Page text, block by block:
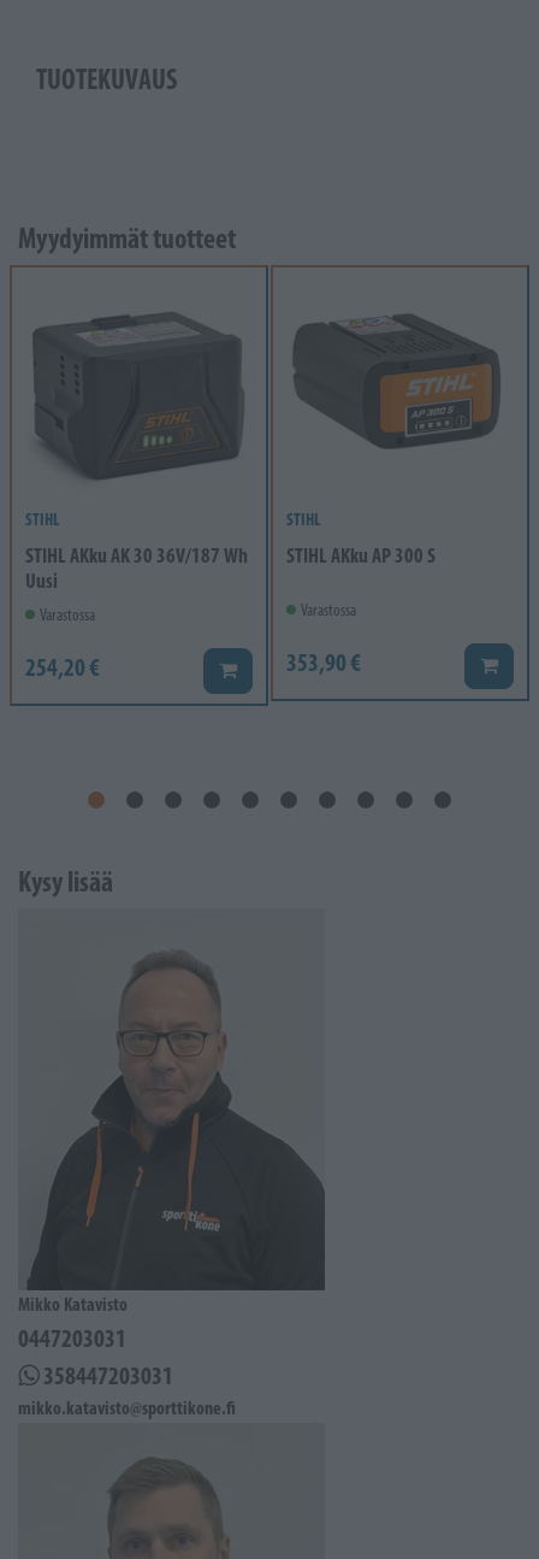
TUOTEKUVAUS
Myydyimmät tuotteet
STIHL
STIHL AKku AK 30 36V/187 Wh
Uusi
Varastossa
254,20 € Lisää koriin
STIHL
STIHL AKku AP 300 S
Varastossa
353,90 € Lisää
Kysy lisää
Mikko Katavisto
0447203031
358447203031
mikko.katavisto@sporttikone.fi